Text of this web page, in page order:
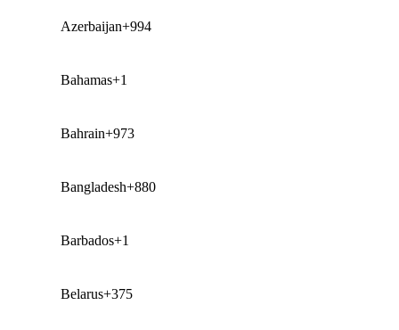
Azerbaijan+994
Bahamas+1
Bahrain+973
Bangladesh+880
Barbados+1
Belarus+375